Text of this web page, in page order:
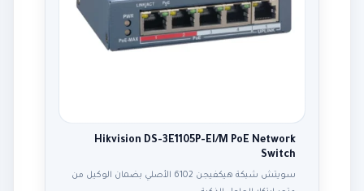
Hikvision DS-3E1105P-EI/M PoE Network
Switch
سويتش شبكة هيكفيجن 6102 الأصلي بضمان الوكيل من